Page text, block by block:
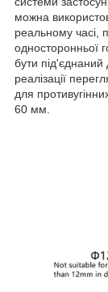
можна
реальному часі,
односторонньої
бути
реалізації
для
60 мм.